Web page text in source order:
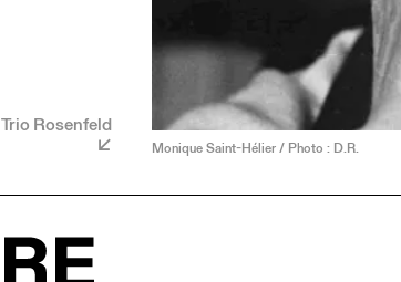
Trio Rosenfeld
Monique Saint-Hélier / Photo : D.R.